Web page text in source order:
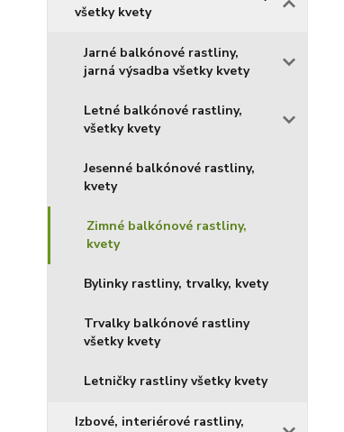
všetky kvety
Jarné balkónové rastliny,
jarná výsadba všetky kvety
Letné balkónové rastliny,
všetky kvety
Jesenné balkónové rastliny,
kvety
Zimné balkónové rastliny,
kvety
Bylinky rastliny, trvalky, kvety
Trvalky balkónové rastliny
všetky kvety
Letničky rastliny všetky kvety
Izbové, interiérové rastliny,